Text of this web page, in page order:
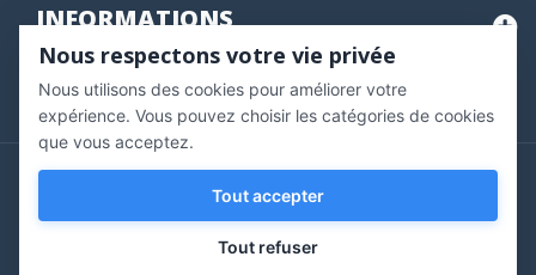
INFORMATIONS
Marchand approuvé par la Société des Avis Garantis,
pour vérifier .
Copyright © 2020 Vernazobres Grego - tous droits
réservés.
Nous respectons votre vie privée
Nous utilisons des cookies pour améliorer votre
expérience. Vous pouvez choisir les catégories de cookies
que vous acceptez.
Tout accepter
Tout refuser